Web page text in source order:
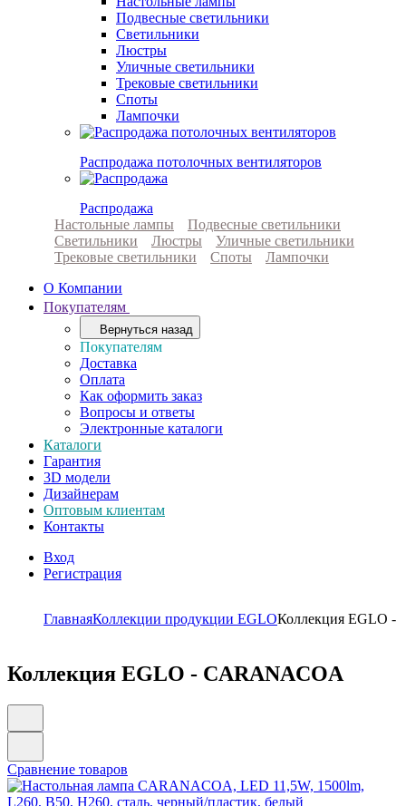
Подвесные светильники
Светильники
Люстры
Уличные светильники
Трековые светильники
Споты
Лампочки
Распродажа потолочных вентиляторов
Распродажа
Настольные лампы
Подвесные светильники
Светильники
Люстры
Уличные светильники
Трековые светильники
Споты
Лампочки
О Компании
Покупателям
Вернуться назад
Покупателям
Доставка
Оплата
Как оформить заказ
Вопросы и ответы
Электронные каталоги
Каталоги
Гарантия
3D модели
Дизайнерам
Оптовым клиентам
Контакты
Вход
Регистрация
ГлавнаяКоллекции продукции EGLOКоллекция EGLO -
Коллекция EGLO - CARANACOA
Сравнение товаров